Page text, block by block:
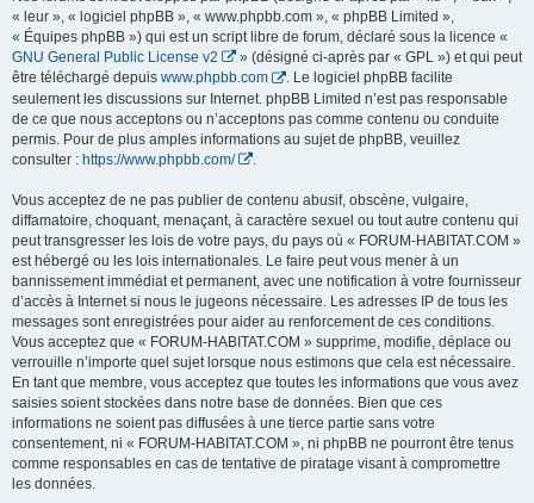
« leur », « logiciel phpBB », « www.phpbb.com », « phpBB Limited »,
« Équipes phpBB ») qui est un script libre de forum, déclaré sous la licence «
GNU General Public License v2
» (désigné ci-après par « GPL ») et qui peut
être téléchargé depuis www.phpbb.com
. Le logiciel phpBB facilite
seulement les discussions sur Internet. phpBB Limited n’est pas responsable
de ce que nous acceptons ou n’acceptons pas comme contenu ou conduite
permis. Pour de plus amples informations au sujet de phpBB, veuillez
consulter : https://www.phpbb.com/
Vous acceptez de ne pas publier de contenu abusif, obscène, vulgaire,
diffamatoire, choquant, menaçant, à caractère sexuel ou tout autre contenu qui
peut transgresser les lois de votre pays, du pays où « FORUM-HABITAT.COM »
est hébergé ou les lois internationales. Le faire peut vous mener à un
bannissement immédiat et permanent, avec une notification à votre fournisseur
d’accès à Internet si nous le jugeons nécessaire. Les adresses IP de tous les
messages sont enregistrées pour aider au renforcement de ces conditions.
Vous acceptez que « FORUM-HABITAT.COM » supprime, modifie, déplace ou
verrouille n’importe quel sujet lorsque nous estimons que cela est nécessaire.
En tant que membre, vous acceptez que toutes les informations que vous avez
saisies soient stockées dans notre base de données. Bien que ces
informations ne soient pas diffusées à une tierce partie sans votre
consentement, ni « FORUM-HABITAT.COM », ni phpBB ne pourront être tenus
comme responsables en cas de tentative de piratage visant à compromettre
les données.